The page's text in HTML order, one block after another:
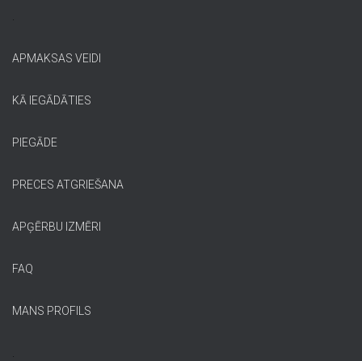
APMAKSAS VEIDI
KĀ IEGĀDĀTIES
PIEGĀDE
PRECES ATGRIEŠANA
APĢĒRBU IZMĒRI
FAQ
MANS PROFILS